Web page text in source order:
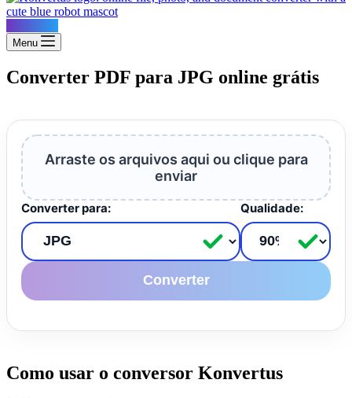
Menu
Converter PDF para JPG online grátis
Arraste os arquivos aqui ou clique para
enviar
Converter para: Qualidade:
Converter
Como usar o conversor Konvertus